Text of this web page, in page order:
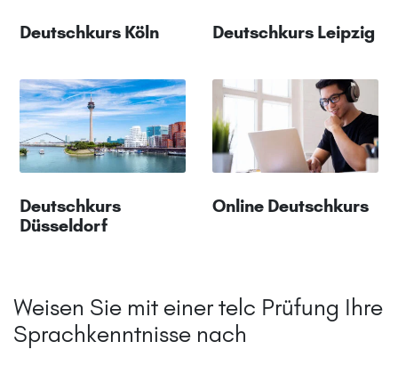
Deutschkurs Köln Deutschkurs Leipzig
Deutschkurs
Düsseldorf
Online Deutschkurs
Weisen Sie mit einer telc Prüfung Ihre
Sprachkenntnisse nach